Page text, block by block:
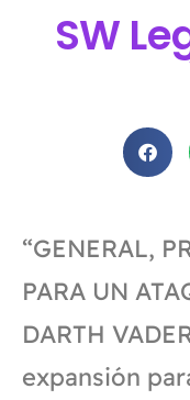
SW
“GENERAL,
PARA UN
DARTH
expansión